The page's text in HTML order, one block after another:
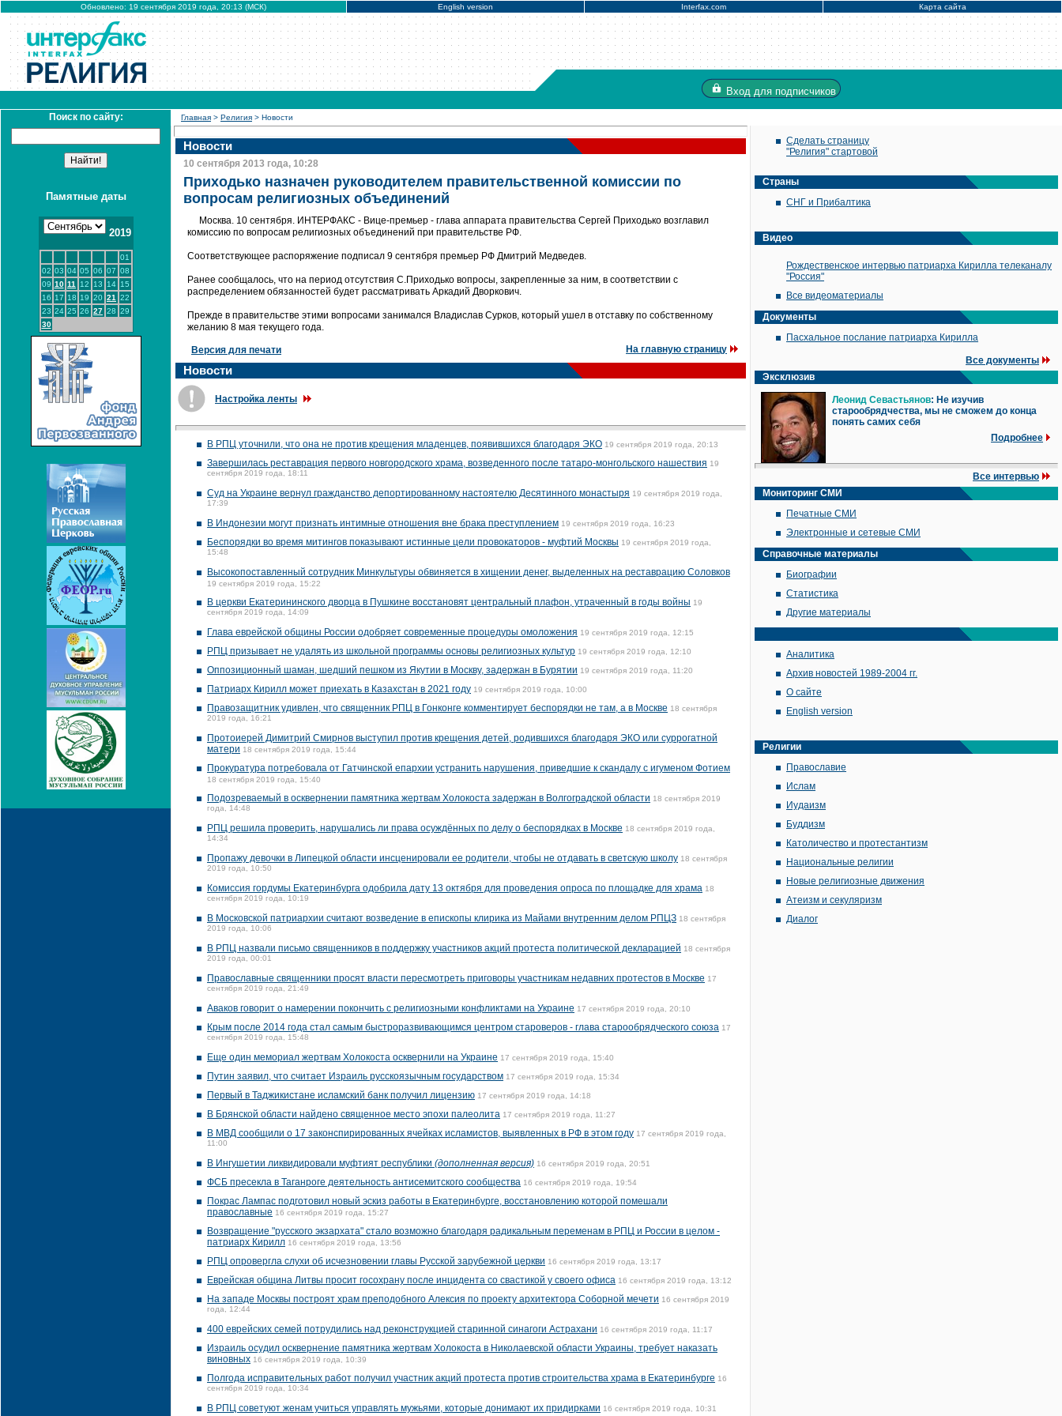
Обновлено: 19 сентября 2019 года, 20:13 (МСК) English version Interfax.com Карта сайта
Вход для подписчиков
Поиск по сайту:
Памятные даты
2019
01
02 03 04 05 06 07 08
09 10 11 12 13 14 15
16 17 18 19 20 21
22
23 24 25 26 27 28 29
30
Главная > Религия > Новости
Новости
10 сентября 2013 года, 10:28
Приходько назначен руководителем правительственной комиссии по
вопросам религиозных объединений
Москва. 10 сентября. ИНТЕРФАКС - Вице-премьер - глава аппарата правительства Сергей Приходько возглавил
комиссию по вопросам религиозных объединений при правительстве РФ.
Соответствующее распоряжение подписал 9 сентября премьер РФ Дмитрий Медведев.
Ранее сообщалось, что на период отсутствия С.Приходько вопросы, закрепленные за ним, в соответствии с
распределением обязанностей будет рассматривать Аркадий Дворкович.
Прежде в правительстве этими вопросами занимался Владислав Сурков, который ушел в отставку по собственному
желанию 8 мая текущего года.
Версия для печати На главную страницу
Новости
Настройка ленты
В РПЦ уточнили, что она не против крещения младенцев, появившихся благодаря ЭКО 19 сентября 2019 года, 20:13
Завершилась реставрация первого новгородского храма, возведенного после татаро-монгольского нашествия 19
сентября 2019 года, 18:11
Суд на Украине вернул гражданство депортированному настоятелю Десятинного монастыря 19 сентября 2019 года,
17:39
В Индонезии могут признать интимные отношения вне брака преступлением 19 сентября 2019 года, 16:23
Беспорядки во время митингов показывают истинные цели провокаторов - муфтий Москвы 19 сентября 2019 года,
15:48
Высокопоставленный сотрудник Минкультуры обвиняется в хищении денег, выделенных на реставрацию Соловков
19 сентября 2019 года, 15:22
В церкви Екатерининского дворца в Пушкине восстановят центральный плафон, утраченный в годы войны 19
сентября 2019 года, 14:09
Глава еврейской общины России одобряет современные процедуры омоложения 19 сентября 2019 года, 12:15
РПЦ призывает не удалять из школьной программы основы религиозных культур 19 сентября 2019 года, 12:10
Оппозиционный шаман, шедший пешком из Якутии в Москву, задержан в Бурятии 19 сентября 2019 года, 11:20
Патриарх Кирилл может приехать в Казахстан в 2021 году 19 сентября 2019 года, 10:00
Правозащитник удивлен, что священник РПЦ в Гонконге комментирует беспорядки не там, а в Москве 18 сентября
2019 года, 16:21
Протоиерей Димитрий Смирнов выступил против крещения детей, родившихся благодаря ЭКО или суррогатной
матери 18 сентября 2019 года, 15:44
Прокуратура потребовала от Гатчинской епархии устранить нарушения, приведшие к скандалу с игуменом Фотием
18 сентября 2019 года, 15:40
Подозреваемый в осквернении памятника жертвам Холокоста задержан в Волгоградской области 18 сентября 2019
года, 14:48
РПЦ решила проверить, нарушались ли права осуждённых по делу о беспорядках в Москве 18 сентября 2019 года,
14:34
Пропажу девочки в Липецкой области инсценировали ее родители, чтобы не отдавать в светскую школу 18 сентября
2019 года, 10:50
Комиссия гордумы Екатеринбурга одобрила дату 13 октября для проведения опроса по площадке для храма 18
сентября 2019 года, 10:19
В Московской патриархии считают возведение в епископы клирика из Майами внутренним делом РПЦЗ 18 сентября
2019 года, 10:06
В РПЦ назвали письмо священников в поддержку участников акций протеста политической декларацией 18 сентября
2019 года, 00:01
Православные священники просят власти пересмотреть приговоры участникам недавних протестов в Москве 17
сентября 2019 года, 21:49
Аваков говорит о намерении покончить с религиозными конфликтами на Украине 17 сентября 2019 года, 20:10
Крым после 2014 года стал самым быстроразвивающимся центром староверов - глава старообрядческого союза 17
сентября 2019 года, 15:48
Еще один мемориал жертвам Холокоста осквернили на Украине 17 сентября 2019 года, 15:40
Путин заявил, что считает Израиль русскоязычным государством 17 сентября 2019 года, 15:34
Первый в Таджикистане исламский банк получил лицензию 17 сентября 2019 года, 14:18
В Брянской области найдено священное место эпохи палеолита 17 сентября 2019 года, 11:27
В МВД сообщили о 17 законспирированных ячейках исламистов, выявленных в РФ в этом году 17 сентября 2019 года,
11:00
В Ингушетии ликвидировали муфтият республики (дополненная версия) 16 сентября 2019 года, 20:51
ФСБ пресекла в Таганроге деятельность антисемитского сообщества 16 сентября 2019 года, 19:54
Покрас Лампас подготовил новый эскиз работы в Екатеринбурге, восстановлению которой помешали
православные 16 сентября 2019 года, 15:27
Возвращение "русского экзархата" стало возможно благодаря радикальным переменам в РПЦ и России в целом -
патриарх Кирилл 16 сентября 2019 года, 13:56
РПЦ опровергла слухи об исчезновении главы Русской зарубежной церкви 16 сентября 2019 года, 13:17
Еврейская община Литвы просит госохрану после инцидента со свастикой у своего офиса 16 сентября 2019 года, 13:12
На западе Москвы построят храм преподобного Алексия по проекту архитектора Соборной мечети 16 сентября 2019
года, 12:44
400 еврейских семей потрудились над реконструкцией старинной синагоги Астрахани 16 сентября 2019 года, 11:17
Израиль осудил осквернение памятника жертвам Холокоста в Николаевской области Украины, требует наказать
виновных 16 сентября 2019 года, 10:39
Полгода исправительных работ получил участник акций протеста против строительства храма в Екатеринбурге 16
сентября 2019 года, 10:34
В РПЦ советуют женам учиться управлять мужьями, которые донимают их придирками 16 сентября 2019 года, 10:31
Сделать страницу
"Религия" стартовой
Страны
СНГ и Прибалтика
Видео
Рождественское интервью патриарха Кирилла телеканалу
"Россия"
Все видеоматериалы
Документы
Пасхальное послание патриарха Кирилла
Все документы
Эксклюзив
Леонид Севастьянов: Не изучив
старообрядчества, мы не сможем до конца
понять самих себя
Подробнее
Все интервью
Мониторинг СМИ
Печатные СМИ
Электронные и сетевые СМИ
Справочные материалы
Биографии
Статистика
Другие материалы
Аналитика
Архив новостей 1989-2004 гг.
О сайте
English version
Религии
Православие
Ислам
Иудаизм
Буддизм
Католичество и протестантизм
Национальные религии
Новые религиозные движения
Атеизм и секуляризм
Диалог